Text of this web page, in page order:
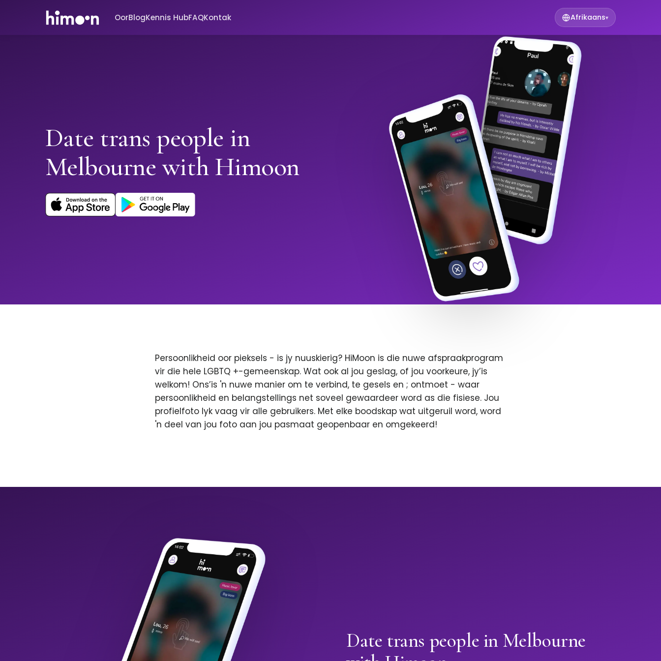
OorBlogKennis HubFAQKontak Afrikaans▾
Date trans people in
Melbourne with Himoon
Persoonlikheid oor pieksels - is jy nuuskierig? HiMoon is die nuwe afspraakprogram
vir die hele LGBTQ +-gemeenskap. Wat ook al jou geslag, of jou voorkeure, jy’is
welkom! Ons’is 'n nuwe manier om te verbind, te gesels en ; ontmoet - waar
persoonlikheid en belangstellings net soveel gewaardeer word as die fisiese. Jou
profielfoto lyk vaag vir alle gebruikers. Met elke boodskap wat uitgeruil word, word
'n deel van jou foto aan jou pasmaat geopenbaar en omgekeerd!
Date trans people in Melbourne